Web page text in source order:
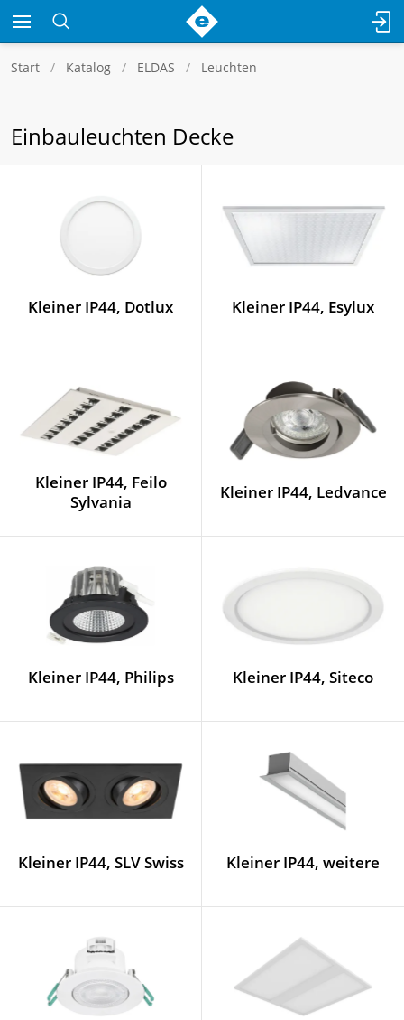
Start Katalog ELDAS Leuchten
Einbauleuchten Decke
Kleiner IP44, Dotlux Kleiner IP44, Esylux
Kleiner IP44, Feilo
Sylvania
Kleiner IP44, Ledvance
Kleiner IP44, Philips Kleiner IP44, Siteco
Kleiner IP44, SLV Swiss Kleiner IP44, weitere